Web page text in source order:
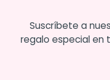
Suscríbete a
regalo especial en